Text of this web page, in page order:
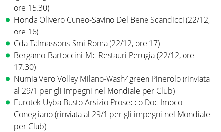
ore 15.30)
Honda Olivero Cuneo-Savino Del Bene Scandicci (22/12,
ore 16)
Cda Talmassons-Smi Roma (22/12, ore 17)
Bergamo-Bartoccini-Mc Restauri Perugia (22/12, ore
17.30)
Numia Vero Volley Milano-Wash4green Pinerolo (rinviata
al 29/1 per gli impegni nel Mondiale per Club)
Eurotek Uyba Busto Arsizio-Prosecco Doc Imoco
Conegliano (rinviata al 29/1 per gli impegni nel Mondiale
per Club)